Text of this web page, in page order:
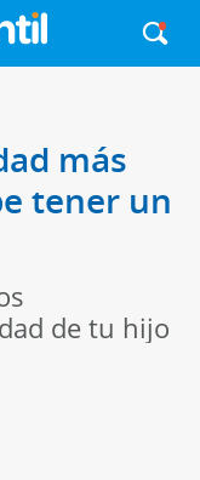
más
tener un
de tu hijo